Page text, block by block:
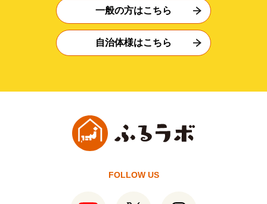
一般の方はこちら
自治体様はこちら
FOLLOW US